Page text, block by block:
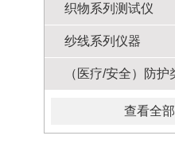
织物系列测试仪
纱线系列仪器
查看全部